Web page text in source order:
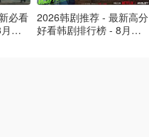
必看
最
2026韩剧推荐 - 最新高分
好看韩剧排行榜 - 8月最